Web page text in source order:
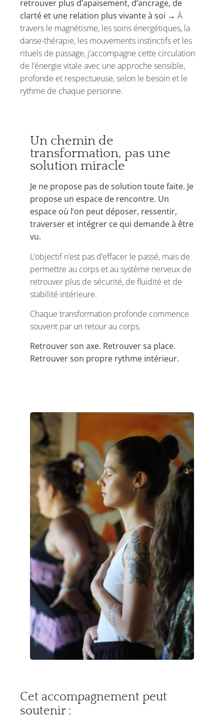
retrouver plus d’apaisement, d’ancrage, de
clarté et une relation plus vivante à soi → À
travers le magnétisme, les soins énergétiques, la
danse-thérapie, les mouvements instinctifs et les
rituels de passage, j’accompagne cette circulation
de l’énergie vitale avec une approche sensible,
profonde et respectueuse, selon le besoin et le
rythme de chaque personne.
Un chemin de
transformation, pas une
solution miracle
Je ne propose pas de solution toute faite. Je
propose un espace de rencontre. Un
espace où l’on peut déposer, ressentir,
traverser et intégrer ce qui demande à être
vu.
L’objectif n’est pas d’effacer le passé, mais de
permettre au corps et au système nerveux de
retrouver plus de sécurité, de fluidité et de
stabilité intérieure.
Chaque transformation profonde commence
souvent par un retour au corps.
Retrouver son axe. Retrouver sa place.
Retrouver son propre rythme intérieur.
Cet accompagnement peut
soutenir :